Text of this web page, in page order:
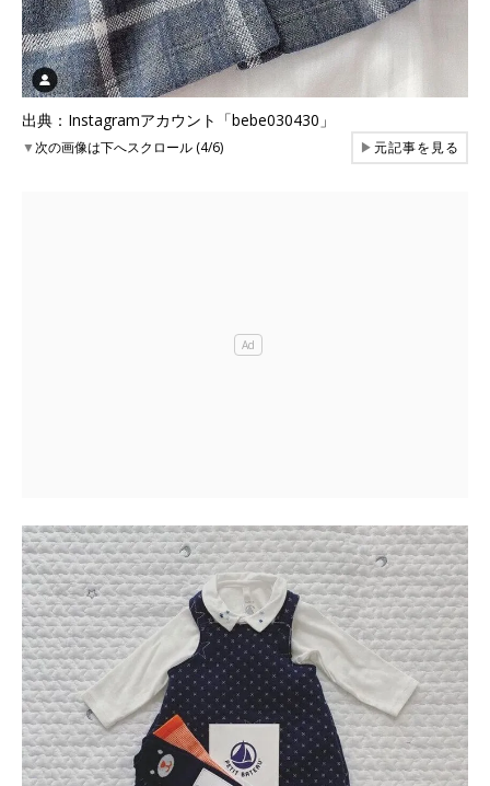
出典：Instagramアカウント「bebe030430」
▼次の画像は下へスクロール (4/6) ▶元記事を見る